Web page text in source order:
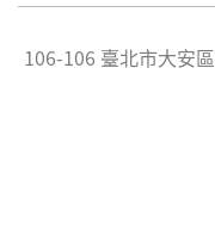
106-106 臺北市大安區